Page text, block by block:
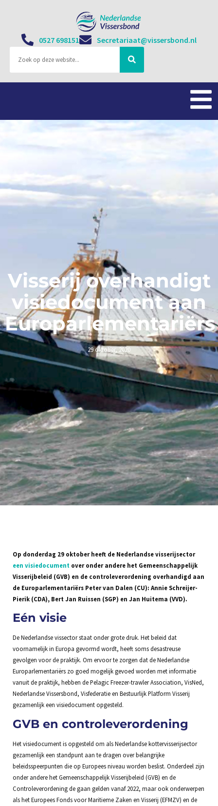
0527 698151 Secretariaat@vissersbond.nl
Visserij overhandigt
visiedocument aan
Europarlementariërs
29 oktober, 2020
Op donderdag 29 oktober heeft de Nederlandse visserijsector
een visiedocument over onder andere het Gemeenschappelijk
Visserijbeleid (GVB) en de controleverordening overhandigd aan
de Europarlementariërs Peter van Dalen (CU): Annie Schreijer-
Pierik (CDA), Bert Jan Ruissen (SGP) en Jan Huitema (VVD).
Eén visie
De Nederlandse vissector staat onder grote druk. Het beleid dat
voornamelijk in Europa gevormd wordt, heeft soms desastreuse
gevolgen voor de praktijk. Om ervoor te zorgen dat de Nederlandse
Europarlementariërs zo goed mogelijk gevoed worden met informatie
vanuit de praktijk, hebben de Pelagic Freezer-trawler Association, VisNed,
Nederlandse Vissersbond, Visfederatie en Bestuurlijk Platform Visserij
gezamenlijk een visiedocument opgesteld.
GVB en controleverordening
Het visiedocument is opgesteld om als Nederlandse kottervisserijsector
gezamenlijk een standpunt aan te dragen over belangrijke
beleidsspeerpunten die op Europees niveau worden beslist. Onderdeel zijn
onder andere het Gemeenschappelijk Visserijbeleid (GVB) en de
Controleverordening de gaan gelden vanaf 2022, maar ook onderwerpen
als het Europees Fonds voor Maritieme Zaken en Visserij (EFMZV) en de